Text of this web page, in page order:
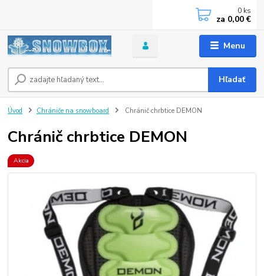
Menu
Hľadať
0 ks
za 0,00 €
Úvod Chrániče na snowboard Chránič chrbtice DEMON
Chránič chrbtice DEMON
Akcia